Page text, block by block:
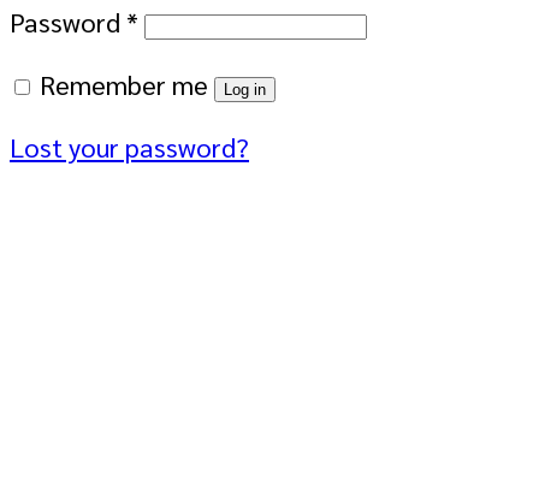
Password *
Remember me
Log in
Lost your password?